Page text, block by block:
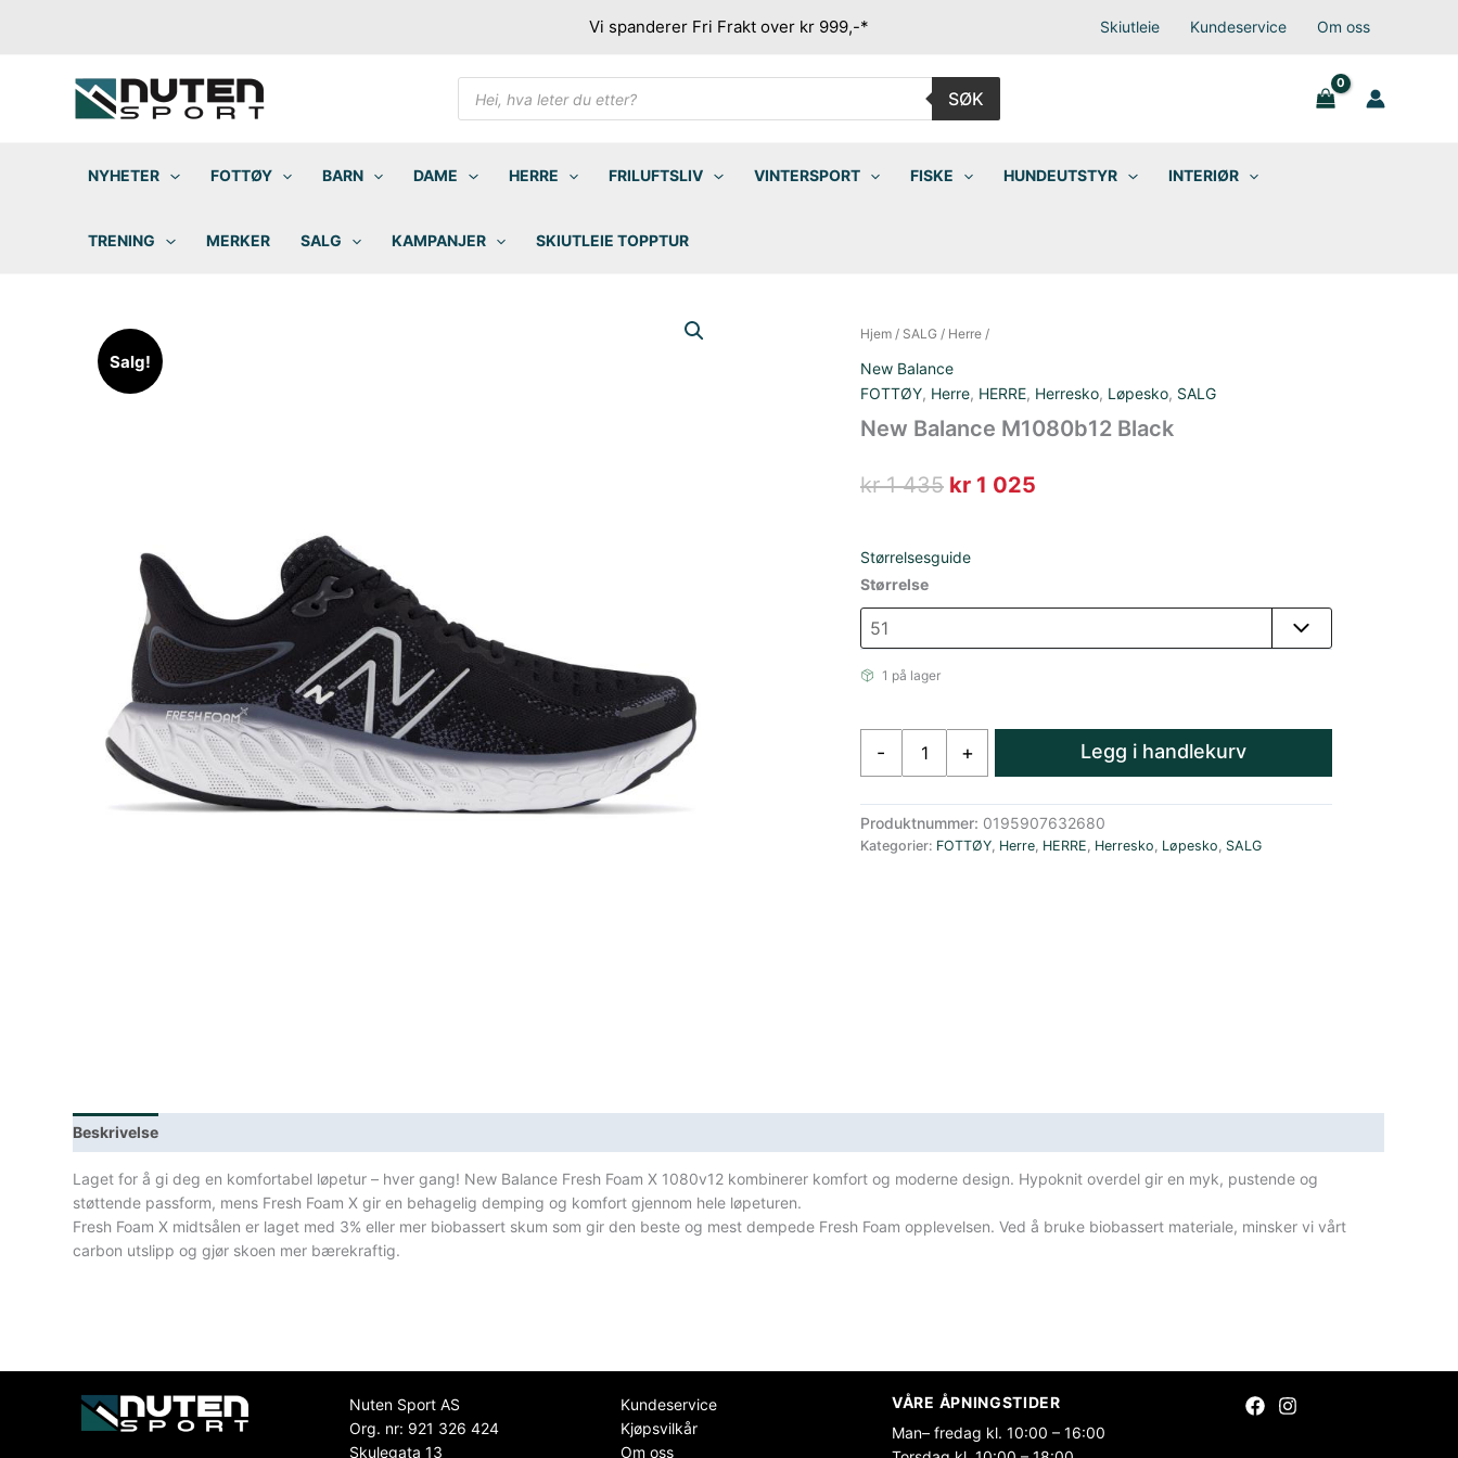
Vi spanderer Fri Frakt over kr 999,-* Skiutleie Kundeservice Om oss
Products
search
SØK
NYHETER FOTTØY BARN DAME HERRE FRILUFTSLIV VINTERSPORT FISKE HUNDEUTSTYR INTERIØR
TRENING MERKER SALG KAMPANJER SKIUTLEIE TOPPTUR
Salg!
Hjem/ SALG / Herre/
New Balance
FOTTØY, Herre, HERRE, Herresko, Løpesko, SALG
New Balance M1080b12 Black
kr1 435 Opprinnelig
var:
kr1 025Nåværende
Størrelsesguide
Størrelse
1 på lager
-
Black
antall
+ Legg i handlekurv
Produktnummer: 0195907632680
Kategorier: FOTTØY, Herre, HERRE, Herresko, Løpesko, SALG
Beskrivelse
Laget for å gi deg en komfortabel løpetur – hver gang! New Balance Fresh Foam X 1080v12 kombinerer komfort og moderne design. Hypoknit overdel gir en myk, pustende og
støttende passform, mens Fresh Foam X gir en behagelig demping og komfort gjennom hele løpeturen.
Fresh Foam X midtsålen er laget med 3% eller mer biobassert skum som gir den beste og mest dempede Fresh Foam opplevelsen. Ved å bruke biobassert materiale, minsker vi vårt
carbon utslipp og gjør skoen mer bærekraftig.
Nuten Sport AS
Org. nr: 921 326 424
Skulegata 13
Kundeservice
Kjøpsvilkår
Om oss
VÅRE ÅPNINGSTIDER
Man– fredag kl. 10:00 – 16:00